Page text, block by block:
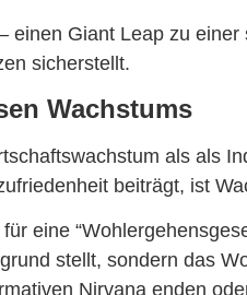
einen Giant Leap zu
sicherstellt.
Wachstums
als als
beiträgt, ist
eine
stellt, sondern das
Nirvana enden